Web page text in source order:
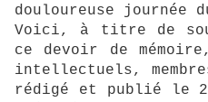
douloureuse journée
Voici, à titre de
ce devoir de
intellectuels,
rédigé et publié le